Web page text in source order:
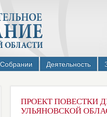
Деятельность
ПРОЕКТ ПОВЕСТКИ
УЛЬЯНОВСКОЙ